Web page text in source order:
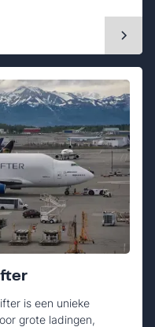
is een unieke
grote ladingen,